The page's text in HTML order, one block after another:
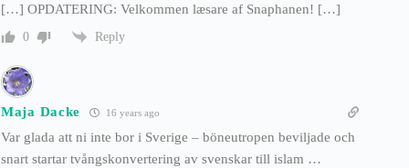
[…] OPDATERING: Velkommen læsare af Snaphanen! […]
0 Reply
Maja Dacke 16 years ago
Var glada att ni inte bor i Sverige – böneutropen beviljade och
snart startar tvångskonvertering av svenskar till islam …